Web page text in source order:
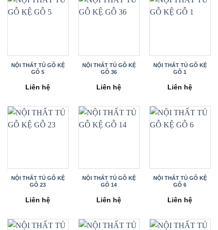
NỘI THẤT TỦ GỖ KỆ
GỖ 5
Liên hệ
NỘI THẤT TỦ GỖ KỆ
GỖ 36
Liên hệ
NỘI THẤT TỦ GỖ KỆ
GỖ 1
Liên hệ
NỘI THẤT TỦ GỖ KỆ
GỖ 23
Liên hệ
NỘI THẤT TỦ GỖ KỆ
GỖ 14
Liên hệ
NỘI THẤT TỦ GỖ KỆ
GỖ 6
Liên hệ